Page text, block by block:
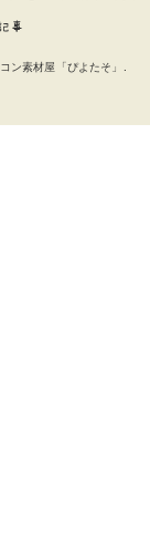
事
ン素材屋「ぴよたそ」.